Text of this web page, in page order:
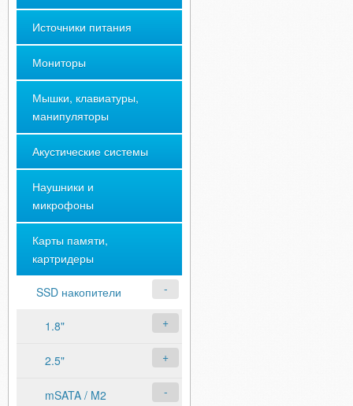
Источники питания
Мониторы
Мышки, клавиатуры,
манипуляторы
Акустические системы
Наушники и
микрофоны
Карты памяти,
картридеры
SSD накопители
1.8"
2.5"
mSATA / M2